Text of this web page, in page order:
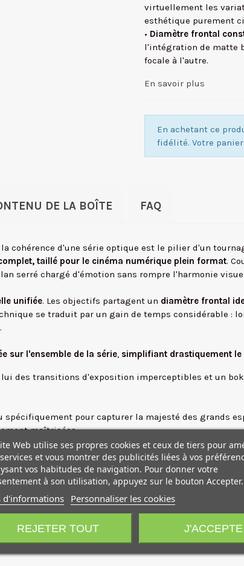
virtuellement les
esthétique purement
• Diamètre frontal
l'intégration de matte
focale à l'autre.
En savoir plus
En achetant ce
fidélité. Votre
DE LA BOÎTE FAQ
cohérence d'une série optique est le pilier d'un
taillé pour le cinéma numérique plein format.
serré chargé d'émotion sans rompre l'harmonie
unifiée. Les objectifs partagent un diamètre frontal
se traduit par un gain de temps considérable :
sur l'ensemble de la série, simplifiant drastiquement
des transitions d'exposition imperceptibles et un
spécifiquement pour capturer la majesté des grands
maîtrisées.
Parfaite pour les prises de vue immersives
appréciée pour le cinéma d'auteur, elle intègre
opérateur. Polyvalent et lumineux, il excelle dans
Web utilise ses propres cookies et ceux de tiers pour
et vous montrer des publicités liées à vos
vos habitudes de navigation. Pour donner votre
à son utilisation, appuyez sur le bouton Accepter.
d'informations Personnaliser les cookies
REJETER TOUT J'ACCEPTE